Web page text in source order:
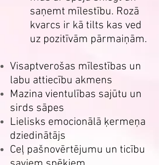
saņemt mīlestību. Rozā
kvarcs ir kā tilts kas ved
uz pozitīvām pārmaiņām.
Visaptverošas mīlestības un
labu attiecību akmens
Mazina vientulības sajūtu un
sirds sāpes
Lielisks emocionālā ķermeņa
dziedinātājs
Ceļ pašnovērtējumu un ticību